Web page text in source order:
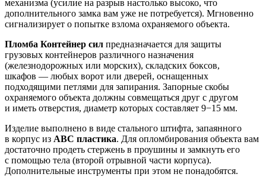
механизма (усилие на разрыв настолько высоко, что
дополнительного замка вам уже не потребуется). Мгновенно
сигнализирует о попытке взлома охраняемого объекта.
Пломба Контейнер сил предназначается для защиты
грузовых контейнеров различного назначения
(железнодорожных или морских), складских боксов,
шкафов — любых ворот или дверей, оснащенных
подходящими петлями для запирания. Запорные скобы
охраняемого объекта должны совмещаться друг с другом
и иметь отверстия, диаметр которых составляет 9−15 мм.
Изделие выполнено в виде стального штифта, запаянного
в корпус из АВС пластика. Для опломбирования объекта вам
достаточно продеть стержень в проушины и замкнуть его
с помощью тела (второй отрывной части корпуса).
Дополнительные инструменты при этом не понадобятся.